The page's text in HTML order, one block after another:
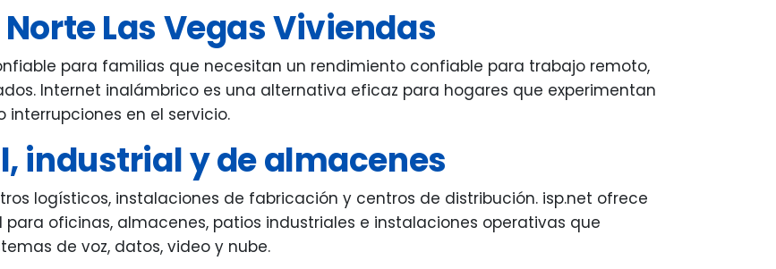
Las Vegas Viviendas
para familias que necesitan un rendimiento confiable para trabajo remoto,
Internet inalámbrico es una alternativa eficaz para hogares que experimentan
en el servicio.
industrial y de almacenes
logísticos, instalaciones de fabricación y centros de distribución. isp.net ofrece
oficinas, almacenes, patios industriales e instalaciones operativas que
de voz, datos, video y nube.